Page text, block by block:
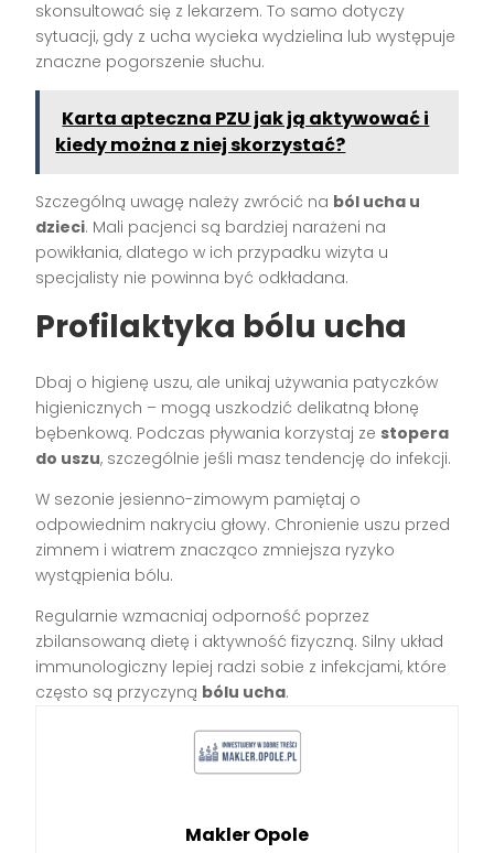
skonsultować się z lekarzem. To samo dotyczy
sytuacji, gdy z ucha wycieka wydzielina lub występuje
znaczne pogorszenie słuchu.
Karta apteczna PZU jak ją aktywować i
kiedy można z niej skorzystać?
Szczególną uwagę należy zwrócić na ból ucha u
dzieci. Mali pacjenci są bardziej narażeni na
powikłania, dlatego w ich przypadku wizyta u
specjalisty nie powinna być odkładana.
Profilaktyka bólu ucha
Dbaj o higienę uszu, ale unikaj używania patyczków
higienicznych – mogą uszkodzić delikatną błonę
bębenkową. Podczas pływania korzystaj ze stopera
do uszu, szczególnie jeśli masz tendencję do infekcji.
W sezonie jesienno-zimowym pamiętaj o
odpowiednim nakryciu głowy. Chronienie uszu przed
zimnem i wiatrem znacząco zmniejsza ryzyko
wystąpienia bólu.
Regularnie wzmacniaj odporność poprzez
zbilansowaną dietę i aktywność fizyczną. Silny układ
immunologiczny lepiej radzi sobie z infekcjami, które
często są przyczyną bólu ucha.
Makler Opole